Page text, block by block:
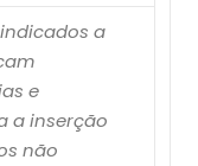
a
e
a inserção
não